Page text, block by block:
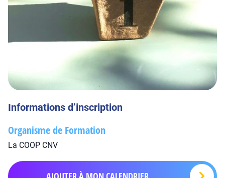
Informations d’inscription
Organisme de Formation
La COOP CNV